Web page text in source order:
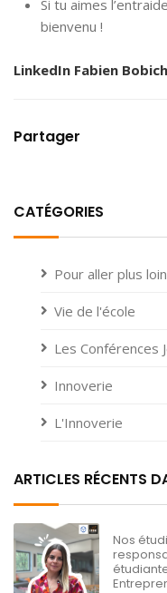
Si tu aimes
bienvenu !
LinkedIn Fabien
Partager
CATÉGORIES
Pour aller plus loin
Vie de l'école
Les Conférences
Innoverie
L'Innoverie
ARTICLES RÉCENTS
Nos